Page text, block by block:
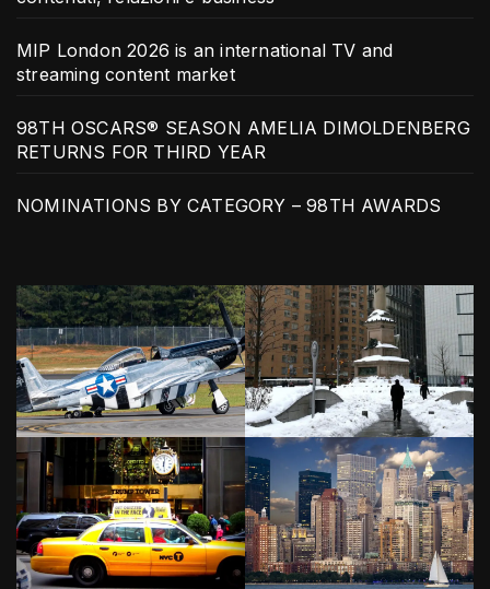
MIP London 2026 is an international TV and
streaming content market
98TH OSCARS® SEASON AMELIA DIMOLDENBERG
RETURNS FOR THIRD YEAR
NOMINATIONS BY CATEGORY – 98TH AWARDS